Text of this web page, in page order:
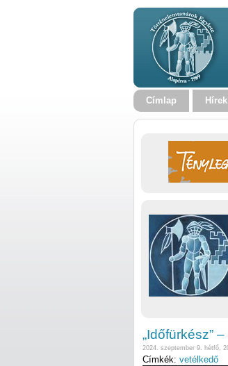
Címlap Hírek
„Időfürkész”
2024. szeptember 9. hétfő,
Címkék: vetélkedő